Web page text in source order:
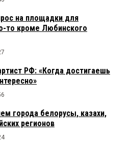
на площадки для
то кроме Любинского
РФ: «Когда достигаешь
города белорусы, казахи,
регионов